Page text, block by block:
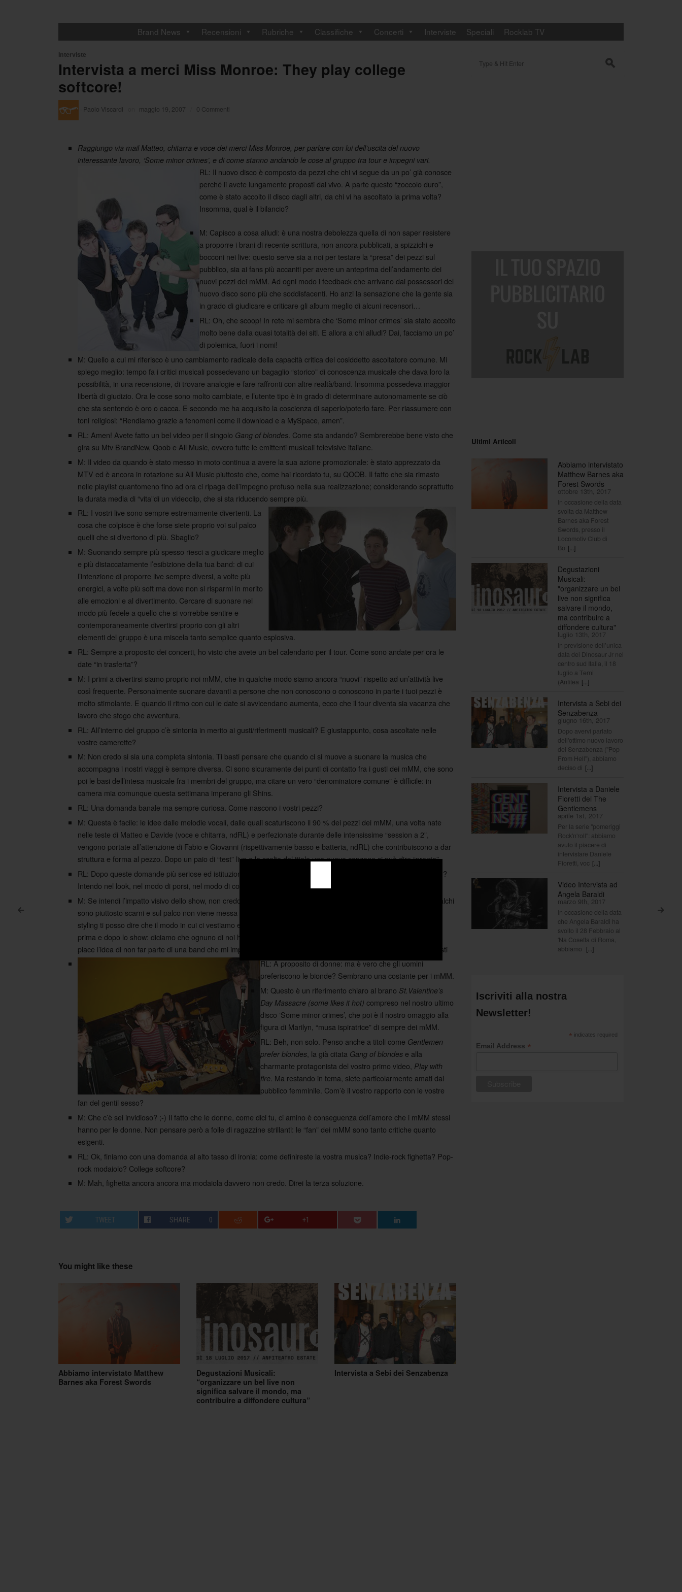
Brand News Recensioni Rubriche Classifiche Concerti Interviste Speciali Rocklab TV
Post navigation
< >
Interviste
Intervista a merci Miss Monroe: They play college
softcore!
Paolo Viscardi maggio 19, 2007 0 Commenti
Raggiungo via mail Matteo, chitarra e voce dei merci Miss Monroe, per parlare con lui dell’uscita del nuovo
interessante lavoro, ‘Some minor crimes’, e di come stanno andando le cose al gruppo tra tour e impegni vari.
RL: Il nuovo disco è composto da pezzi che chi vi segue da un po’ già conosce
perché li avete lungamente proposti dal vivo. A parte questo “zoccolo duro”,
come è stato accolto il disco dagli altri, da chi vi ha ascoltato la prima volta?
Insomma, qual è il bilancio?
M: Capisco a cosa alludi: è una nostra debolezza quella di non saper resistere
a proporre i brani di recente scrittura, non ancora pubblicati, a spizzichi e
bocconi nei live: questo serve sia a noi per testare la “presa” dei pezzi sul
pubblico, sia ai fans più accaniti per avere un anteprima dell’andamento dei
nuovi pezzi dei mMM. Ad ogni modo i feedback che arrivano dai possessori del
nuovo disco sono più che soddisfacenti. Ho anzi la sensazione che la gente sia
in grado di giudicare e criticare gli album meglio di alcuni recensori…
RL: Oh, che scoop! In rete mi sembra che ‘Some minor crimes’ sia stato accolto
molto bene dalla quasi totalità dei siti. E allora a chi alludi? Dai, facciamo un po’
di polemica, fuori i nomi!
M: Quello a cui mi riferisco è uno cambiamento radicale della capacità critica del cosiddetto ascoltatore comune. Mi
spiego meglio: tempo fa i critici musicali possedevano un bagaglio “storico” di conoscenza musicale che dava loro la
possibilità, in una recensione, di trovare analogie e fare raffronti con altre realtà/band. Insomma possedeva maggior
libertà di giudizio. Ora le cose sono molto cambiate, e l’utente tipo è in grado di determinare autonomamente se ciò
che sta sentendo è oro o cacca. E secondo me ha acquisito la coscienza di saperlo/poterlo fare. Per riassumere con
toni religiosi: “Rendiamo grazie a fenomeni come il download e a MySpace, amen”.
RL: Amen! Avete fatto un bel video per il singolo Gang of blondes . Come sta andando? Sembrerebbe bene visto che
gira su Mtv BrandNew, Qoob e All Music, ovvero tutte le emittenti musicali televisive italiane.
M: Il video da quando è stato messo in moto continua a avere la sua azione promozionale: è stato apprezzato da
MTV ed è ancora in rotazione su All Music piuttosto che, come hai ricordato tu, su QOOB. Il fatto che sia rimasto
nelle playlist quantomeno fino ad ora ci ripaga dell’impegno profuso nella sua realizzazione; considerando soprattutto
la durata media di “vita”di un videoclip, che si sta riducendo sempre più.
RL: I vostri live sono sempre estremamente divertenti. La
cosa che colpisce è che forse siete proprio voi sul palco
quelli che si divertono di più. Sbaglio?
M: Suonando sempre più spesso riesci a giudicare meglio
e più distaccatamente l’esibizione della tua band: di cui
l’intenzione di proporre live sempre diversi, a volte più
energici, a volte più soft ma dove non si risparmi in merito
alle emozioni e al divertimento. Cercare di suonare nel
modo più fedele a quello che si vorrebbe sentire e
contemporaneamente divertirsi proprio con gli altri
elementi del gruppo è una miscela tanto semplice quanto esplosiva.
RL: Sempre a proposito dei concerti, ho visto che avete un bel calendario per il tour. Come sono andate per ora le
date “in trasferta”?
M: I primi a divertirsi siamo proprio noi mMM, che in qualche modo siamo ancora “nuovi” rispetto ad un’attività live
così frequente. Personalmente suonare davanti a persone che non conoscono o conoscono in parte i tuoi pezzi è
molto stimolante. E quando il ritmo con cui le date si avvicendano aumenta, ecco che il tour diventa sia vacanza che
lavoro che sfogo che avventura.
RL: All’interno del gruppo c’è sintonia in merito ai gusti/riferimenti musicali? E giustappunto, cosa ascoltate nelle
vostre camerette?
M: Non credo si sia una completa sintonia. Ti basti pensare che quando ci si muove a suonare la musica che
accompagna i nostri viaggi è sempre diversa. Ci sono sicuramente dei punti di contatto fra i gusti dei mMM, che sono
poi le basi dell’intesa musicale fra i membri del gruppo, ma citare un vero “denominatore comune” è difficile: in
camera mia comunque questa settimana imperano gli Shins.
RL: Una domanda banale ma sempre curiosa. Come nascono i vostri pezzi?
M: Questa è facile: le idee dalle melodie vocali, dalle quali scaturiscono il 90 % dei pezzi dei mMM, una volta nate
nelle teste di Matteo e Davide (voce e chitarra, ndRL) e perfezionate durante delle intensissime “session a 2”,
vengono portate all’attenzione di Fabio e Giovanni (rispettivamente basso e batteria, ndRL) che contribuiscono a dar
struttura e forma al pezzo. Dopo un paio di “test” live e la scelta del titolo una nuova canzone si può dire “pronta”
RL: Dopo queste domande più seriose ed istituzionali, qualcosa di diverso. Quanto conta l’impatto visivo nei mMM?
Intendo nel look, nel modo di porsi, nel modo di comunicare.
M: Se intendi l’impatto visivo dello show, non credo che sia un elemento sul quale puntiamo molto, anzi, i nostri palchi
sono piuttosto scarni e sul palco non viene messa in atto nessuna rappresentazione teatrale. Riguardo a look e
styling ti posso dire che il modo in cui ci vestiamo e ci poniamo sul palco non cambia molto rispetto a quanto visto
prima e dopo lo show: diciamo che ognuno di noi ha delle caratteristiche forti e che ben ci contraddistinguono. Mi
piace l’idea di non far parte di una band che mi imponga come comportarmi: cosa che succede a tanti altri musicisti
RL: A proposito di donne: ma è vero che gli uomini
preferiscono le bionde? Sembrano una costante per i mMM.
M: Questo è un riferimento chiaro al brano St.Valentine’s
Day Massacre (some likes it hot) compreso nel nostro ultimo
disco ‘Some minor crimes’, che poi è il nostro omaggio alla
figura di Marilyn, “musa ispiratrice” di sempre dei mMM.
RL: Beh, non solo. Penso anche a titoli come Gentlemen
prefer blondes , la già citata Gang of blondes e alla
charmante protagonista del vostro primo video, Play with
fire . Ma restando in tema, siete particolarmente amati dal
pubblico femminile. Com’è il vostro rapporto con le vostre
fan del gentil sesso?
M: Che c’è sei invidioso? ;-) Il fatto che le donne, come dici tu, ci amino è conseguenza dell’amore che i mMM stessi
hanno per le donne. Non pensare però a folle di ragazzine strillanti: le “fan” dei mMM sono tanto critiche quanto
esigenti.
RL: Ok, finiamo con una domanda al alto tasso di ironia: come definireste la vostra musica? Indie-rock fighetta? Pop-
rock modaiolo? College softcore?
M: Mah, fighetta ancora ancora ma modaiola davvero non credo. Direi la terza soluzione.
TWEET SHARE 0 +1
You might like these
Abbiamo intervistato Matthew
Barnes aka Forest Swords
Degustazioni Musicali:
“organizzare un bel live non
significa salvare il mondo, ma
contribuire a diffondere cultura”
Intervista a Sebi dei Senzabenza
s
Ultimi Articoli
Abbiamo intervistato
Matthew Barnes aka
Forest Swords
ottobre 13th, 2017
In occasione della data
svolta da Matthew
Barnes aka Forest
Swords, presso il
Locomotiv Club di
Bo [...]
Degustazioni
Musicali:
"organizzare un bel
live non significa
salvare il mondo,
ma contribuire a
diffondere cultura"
luglio 13th, 2017
In previsione dell’unica
data dei Dinosaur Jr nel
centro sud Italia, il 18
luglio a Terni
(Anfitea [...]
Intervista a Sebi dei
Senzabenza
giugno 16th, 2017
Dopo avervi parlato
dell'ottimo nuovo lavoro
dei Senzabenza ("Pop
From Hell"), abbiamo
deciso di [...]
Intervista a Daniele
Fioretti dei The
Gentlemens
aprile 1st, 2017
Per la serie "pomeriggi
Rock'n'roll": abbiamo
avuto il piacere di
intervistare Daniele
Fioretti, voc [...]
Video Intervista ad
Angela Baraldi
marzo 9th, 2017
In occasione della data
che Angela Baraldi ha
svolto il 28 Febbraio al
'Na Cosetta di Roma,
abbiamo [...]
Iscriviti alla nostra
Newsletter!
* indicates required
Email Address *